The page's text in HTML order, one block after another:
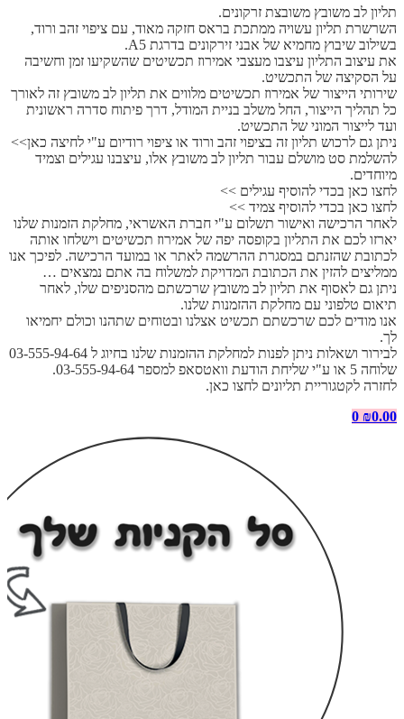
תליון לב משובץ משובצת זרקונים.
השרשרת תליון עשויה ממתכת בראס חזקה מאוד, עם ציפוי זהב ורוד,
בשילוב שיבוץ מחמיא של אבני זירקונים בדרגת A5.
את עיצוב התליון עיצבו מעצבי אמירוז תכשיטים שהשקיעו זמן וחשיבה
על הסקיצה של התכשיט.
שירותי הייצור של אמירוז תכשיטים מלווים את תליון לב משובץ זה לאורך
כל תהליך הייצור, החל משלב בניית המודל, דרך פיתוח סדרה ראשונית
ועד לייצור המוני של התכשיט.
ניתן גם לרכוש תליון זה בציפוי זהב ורוד או ציפוי רודיום ע"י לחיצה כאן>>
להשלמת סט מושלם עבור תליון לב משובץ אלו, עיצבנו עגילים וצמיד
מיוחדים.
לחצו כאן בכדי להוסיף עגילים >>
לחצו כאן בכדי להוסיף צמיד >>
לאחר הרכישה ואישור תשלום ע"י חברת האשראי, מחלקת הזמנות שלנו
יארזו לכם את התליון בקופסה יפה של אמירוז תכשיטים וישלחו אותה
לכתובת שהזנתם במסגרת ההרשמה לאתר או במועד הרכישה. לפיכך אנו
ממליצים להזין את הכתובת המדויקת למשלוח בה אתם נמצאים …
ניתן גם לאסוף את תליון לב משובץ שרכשתם מהסניפים שלו, לאחר
תיאום טלפוני עם מחלקת ההזמנות שלנו.
אנו מודים לכם שרכשתם תכשיט אצלנו ובטוחים שתהנו וכולם יחמיאו
לך.
לבירור ושאלות ניתן לפנות למחלקת ההזמנות שלנו בחיוג ל 03-555-94-64
שלוחה 5 או ע"י שליחת הודעת וואטסאפ למספר 03-555-94-64.
לחזרה לקטגוריית תליונים לחצו כאן.
₪0.00
0